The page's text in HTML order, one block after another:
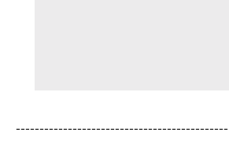
---------------------------------------------